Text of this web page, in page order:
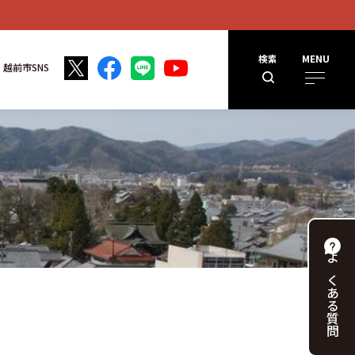
検索 MENU
越前市SNS
よくある
質問